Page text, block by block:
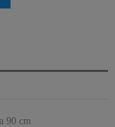
90 cm